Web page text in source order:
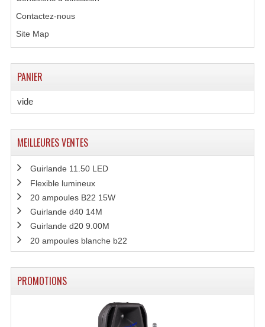
Projecteurs Poursuite
Câble Rallonge DMX512 MIDI
Câbles Module, Cables Audio
Câble Multi-Paires Audio
Adaptateurs Audio
Divers Bricolage
Contactez-nous
Site Map
PANIER
vide
MEILLEURES VENTES
Guirlande 11.50 LED
Flexible lumineux
20 ampoules B22 15W
Guirlande d40 14M
Guirlande d20 9.00M
20 ampoules blanche b22
PROMOTIONS